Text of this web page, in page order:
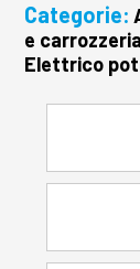
Categorie:
e
Elettrico